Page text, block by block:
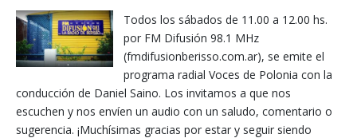
Todos los sábados de 11.00 a 12.00 hs.
por FM Difusión 98.1 MHz
(fmdifusionberisso.com.ar), se emite el
programa radial Voces de Polonia con la
conducción de Daniel Saino. Los invitamos a que nos
escuchen y nos envíen un audio con un saludo, comentario o
sugerencia. ¡Muchísimas gracias por estar y seguir siendo